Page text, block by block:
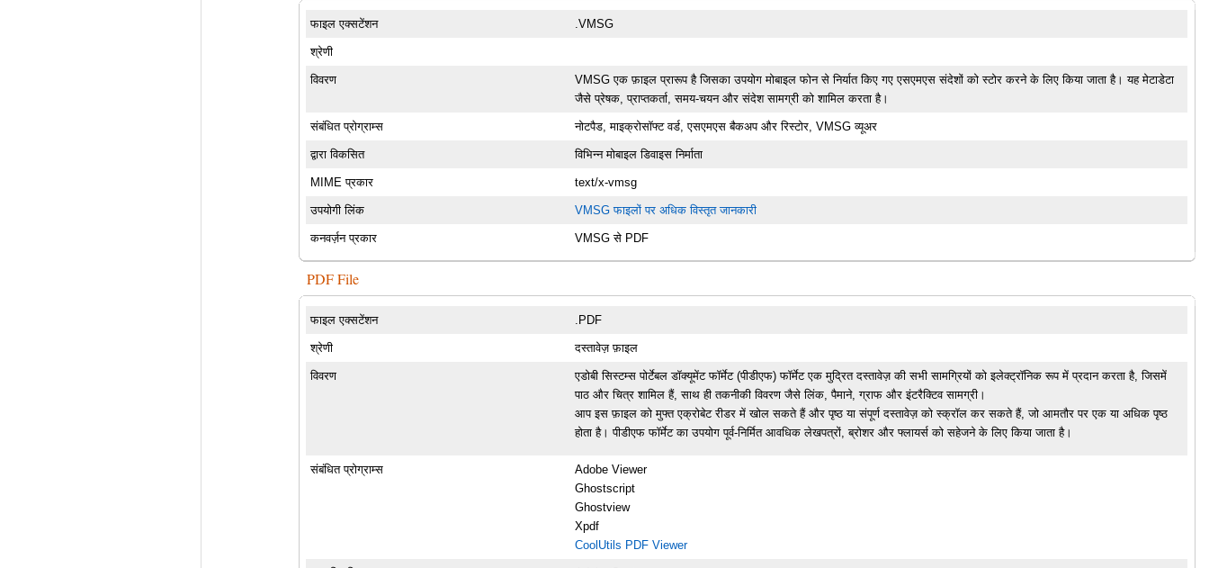
फाइल एक्सटेंशन .VMSG
श्रेणी
विवरण
VMSG एक फ़ाइल प्रारूप है जिसका उपयोग मोबाइल फोन से निर्यात किए गए एसएमएस संदेशों को स्टोर करने के लिए किया जाता है। यह मेटाडेटा
जैसे प्रेषक, प्राप्तकर्ता, समय-चयन और संदेश सामग्री को शामिल करता है।
संबंधित प्रोग्राम्स नोटपैड, माइक्रोसॉफ्ट वर्ड, एसएमएस बैकअप और रिस्टोर, VMSG व्यूअर
द्वारा विकसित विभिन्न मोबाइल डिवाइस निर्माता
MIME प्रकार text/x-vmsg
उपयोगी लिंक VMSG फाइलों पर अधिक विस्तृत जानकारी
कनवर्ज़न प्रकार VMSG से PDF
PDF File
फाइल एक्सटेंशन .PDF
श्रेणी दस्तावेज़ फ़ाइल
विवरण
एडोबी सिस्टम्स पोर्टेबल डॉक्यूमेंट फॉर्मेट (पीडीएफ) फॉर्मेट एक मुद्रित दस्तावेज़ की सभी सामग्रियों को इलेक्ट्रॉनिक रूप में प्रदान करता है, जिसमें
पाठ और चित्र शामिल हैं, साथ ही तकनीकी विवरण जैसे लिंक, पैमाने, ग्राफ और इंटरैक्टिव सामग्री।
आप इस फ़ाइल को मुफ्त एक्रोबेट रीडर में खोल सकते हैं और पृष्ठ या संपूर्ण दस्तावेज़ को स्क्रॉल कर सकते हैं, जो आमतौर पर एक या अधिक पृष्ठ
होता है। पीडीएफ फॉर्मेट का उपयोग पूर्व-निर्मित आवधिक लेखपत्रों, ब्रोशर और फ्लायर्स को सहेजने के लिए किया जाता है।
संबंधित प्रोग्राम्स
Adobe Viewer
Ghostscript
Ghostview
Xpdf
CoolUtils PDF Viewer